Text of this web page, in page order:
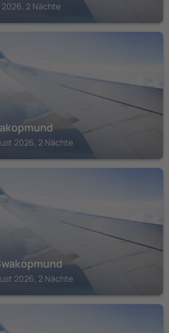
2026, 2 Nächte
2026, 2 Nächte
2026, 2 Nächte